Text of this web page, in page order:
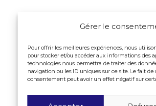
Gérer le
Pour offrir les meilleures expériences, nous
pour stocker et/ou accéder aux informations des
technologies nous permettra de traiter des
navigation ou les ID uniques sur ce site. Le fait
consentement peut avoir un effet négatif sur